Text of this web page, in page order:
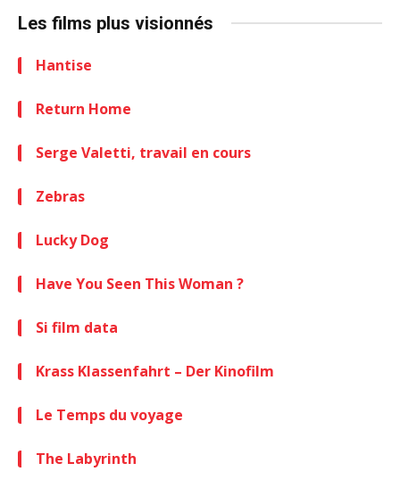
Les films plus visionnés
Hantise
Return Home
Serge Valetti, travail en cours
Zebras
Lucky Dog
Have You Seen This Woman ?
Si film data
Krass Klassenfahrt – Der Kinofilm
Le Temps du voyage
The Labyrinth